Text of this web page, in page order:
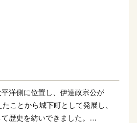
洋側に位置し、伊達政宗公が
ことから城下町として発展し、
歴史を紡いできました。